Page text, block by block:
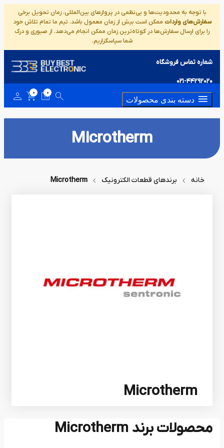
با توجه به محدودیت‌ها و بی‌نظمی در پروازهای بین‌المللی، زمان تحویل برخی
سفارش‌های واردات ممکن است بیش از زمان معمول باشد. تیم ما تمام تلاش خود
را برای ارسال سفارش‌ها در کوتاه‌ترین زمان ممکن انجام می‌دهد. از صبوری و درک
شما سپاسگزاریم.
شماره تماس فروشگاه
021-44292020
دسته بندی محصولات
0
0
Microtherm
خانه برندهای قطعات الکترونیک Microtherm
Microtherm
محصولات برند Microtherm